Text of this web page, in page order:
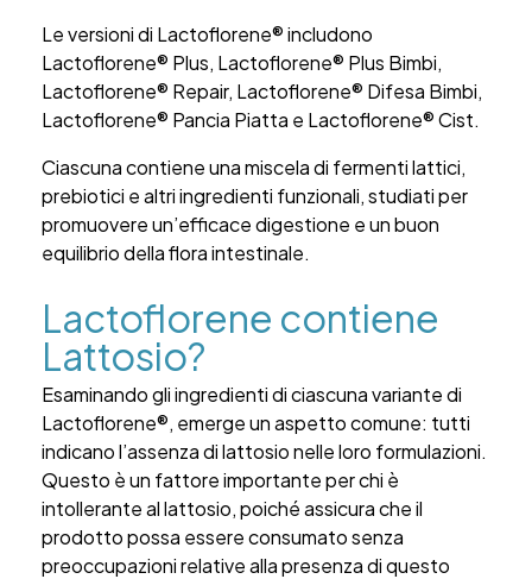
Le versioni di Lactoflorene® includono
Lactoflorene® Plus, Lactoflorene® Plus Bimbi,
Lactoflorene® Repair, Lactoflorene® Difesa Bimbi,
Lactoflorene® Pancia Piatta e Lactoflorene® Cist.
Ciascuna contiene una miscela di fermenti lattici,
prebiotici e altri ingredienti funzionali, studiati per
promuovere un’efficace digestione e un buon
equilibrio della flora intestinale.
Lactoflorene contiene
Lattosio?
Esaminando gli ingredienti di ciascuna variante di
Lactoflorene®, emerge un aspetto comune: tutti
indicano l’assenza di lattosio nelle loro formulazioni.
Questo è un fattore importante per chi è
intollerante al lattosio, poiché assicura che il
prodotto possa essere consumato senza
preoccupazioni relative alla presenza di questo